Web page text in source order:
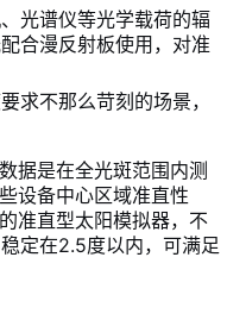
光谱仪等光学载荷的辐
合漫反射板使用，对准
求不那么苛刻的场景，
据是在全光斑范围内测
设备中心区域准直性
准直型太阳模拟器，不
定在2.5度以内，可满足